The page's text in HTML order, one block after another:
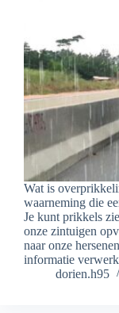
Wat is
waarneming die
Je kunt prikkels
onze zintuigen
naar onze
informatie
dorien.h95